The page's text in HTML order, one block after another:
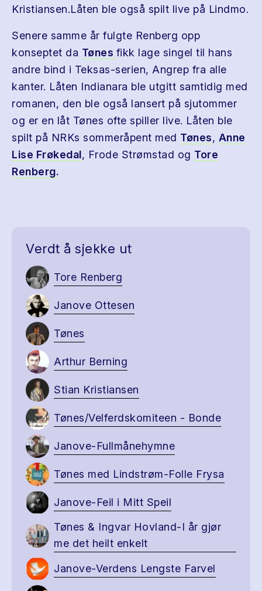
Kristiansen.Låten ble også spilt live på Lindmo.
Senere samme år fulgte Renberg opp
konseptet da Tønes fikk lage singel til hans
andre bind i Teksas-serien, Angrep fra alle
kanter. Låten Indianara ble utgitt samtidig med
romanen, den ble også lansert på sjutommer
og er en låt Tønes ofte spiller live. Låten ble
spilt på NRKs sommeråpent med Tønes, Anne
Lise Frøkedal, Frode Strømstad og Tore
Renberg.
Verdt å sjekke ut
Tore Renberg
Janove Ottesen
Tønes
Arthur Berning
Stian Kristiansen
Tønes/Velferdskomiteen - Bonde
Janove-Fullmånehymne
Tønes med Lindstrøm-Folle Frysa
Janove-Feil i Mitt Speil
Tønes & Ingvar Hovland-I år gjør
me det heilt enkelt
Janove-Verdens Lengste Farvel